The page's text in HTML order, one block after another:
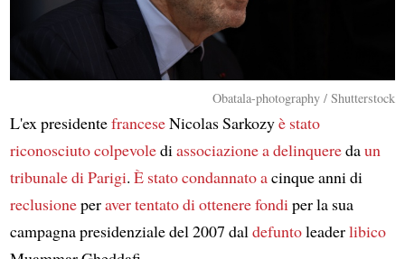
Obatala-photography / Shutterstock
L'ex presidentefranceseNicolas Sarkozyè stato
riconosciuto colpevolediassociazione a delinqueredaun
tribunale di Parigi. È stato condannato acinque anni di
reclusioneperaver tentato di ottenere fondiper la sua
campagna presidenziale del 2007 daldefuntoleaderlibico